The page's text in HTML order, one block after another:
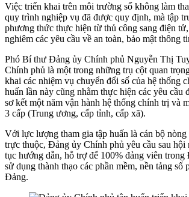
Việc triển khai trên môi trường số không làm
quy trình nghiệp vụ đã được quy định, mà tập
phương thức thực hiện từ thủ công sang điện
nghiêm các yêu cầu về an toàn, bảo mật thông
Phó Bí thư Đảng ủy Chính phủ Nguyễn Thị
Chính phủ là một trong những trụ cột quan
khai các nhiệm vụ chuyển đổi số của hệ thống
huấn lần này cũng nhằm thực hiện các yêu cầu
sơ kết một năm vận hành hệ thống chính trị và
3 cấp (Trung ương, cấp tỉnh, cấp xã).
Với lực lượng tham gia tập huấn là cán bộ nòng
trực thuộc, Đảng ủy Chính phủ yêu cầu sau hội
tục hướng dẫn, hỗ trợ để 100% đảng viên
sử dụng thành thạo các phần mềm, nền tảng số
Đảng.